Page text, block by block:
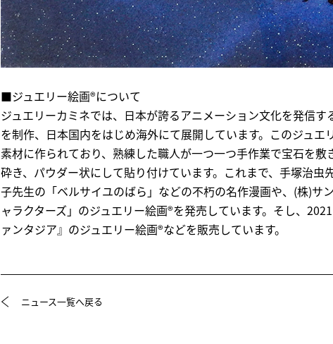
■ジュエリー絵画®について
ジュエリーカミネでは、日本が誇るアニメーション文化を発信
を制作、日本国内をはじめ海外にて展開しています。このジュ
素材に作られており、熟練した職人が一つ一つ手作業で宝石を
砕き、パウダー状にして貼り付けています。これまで、手塚治
子先生の「ベルサイユのばら」などの不朽の名作漫画や、(株)サ
ャラクターズ」のジュエリー絵画®を発売しています。そし、
ァンタジア』のジュエリー絵画®などを販売しています。
ニュース一覧へ戻る